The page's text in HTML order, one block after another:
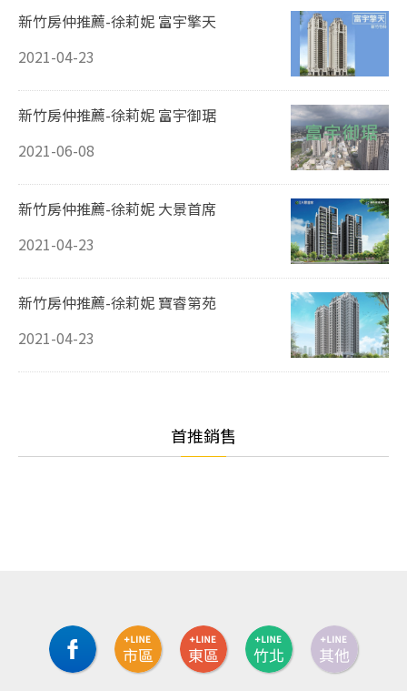
新竹房仲推薦-徐莉妮 富宇擎天
2021-04-23
新竹房仲推薦-徐莉妮 富宇御琚
2021-06-08
新竹房仲推薦-徐莉妮 大景首席
2021-04-23
新竹房仲推薦-徐莉妮 寶睿第苑
2021-04-23
首推銷售